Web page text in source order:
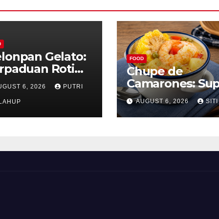
Gelato:
Roti
dan Es
Lembut yang
6, 2026 PUTRI
FOOD
Chupe de
Camarones:
Udang Khas
yang Gurih
AUGUST 6, 2026 SITI